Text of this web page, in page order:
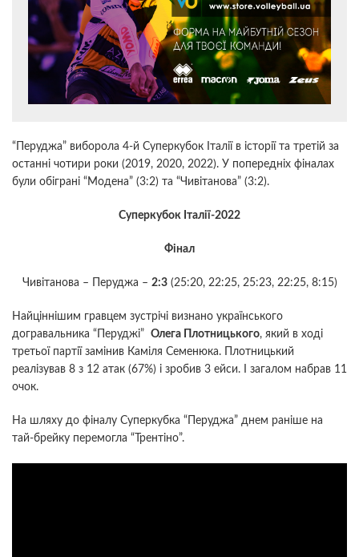
“Перуджа” виборола 4-й Суперкубок Італії в історії та третій за
останні чотири роки (2019, 2020, 2022). У попередніх фіналах
були обіграні “Модена” (3:2) та “Чивітанова” (3:2).
Суперкубок Італії-2022
Фінал
Чивітанова – Перуджа – 2:3(25:20, 22:25, 25:23, 22:25, 8:15)
Найціннішим гравцем зустрічі визнано українського
догравальника “Перуджі” Олега Плотницького, який в ході
третьої партії замінив Каміля Семенюка. Плотницький
реалізував 8 з 12 атак (67%) і зробив 3 ейси. І загалом набрав 11
очок.
На шляху до фіналу Суперкубка “Перуджа” днем раніше на
тай-брейку перемогла “Трентіно”.